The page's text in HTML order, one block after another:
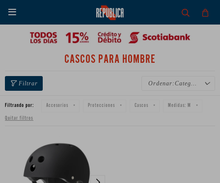

CASCOS PARA HOMBRE
Categoría
Filtrando por: Accesorios Protecciones Cascos Medidas: M
Quitar filtros